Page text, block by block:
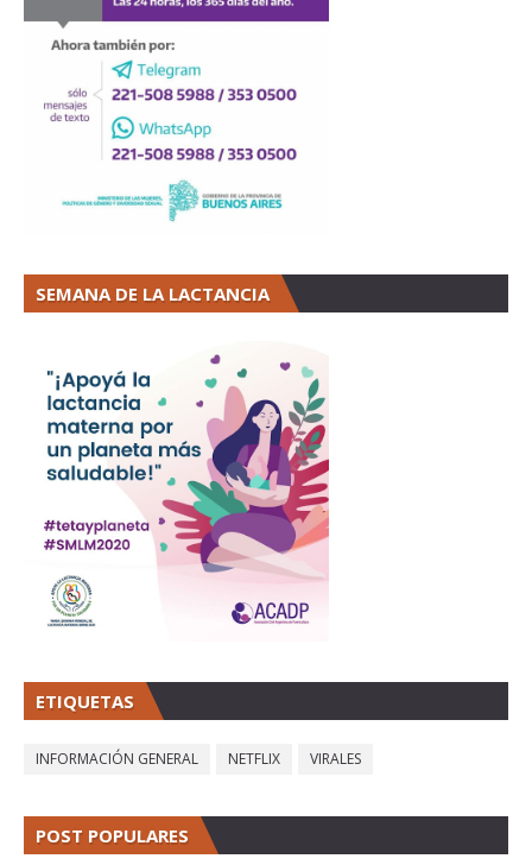
SEMANA DE LA LACTANCIA
ETIQUETAS
INFORMACIÓN GENERAL NETFLIX VIRALES
POST POPULARES